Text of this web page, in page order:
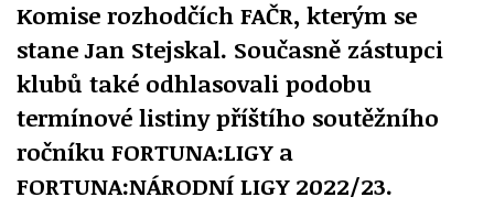
Komise rozhodčích FAČR, kterým se
stane Jan Stejskal. Současně zástupci
klubů také odhlasovali podobu
termínové listiny příštího soutěžního
ročníku FORTUNA:LIGY a
FORTUNA:NÁRODNÍ LIGY 2022/23.